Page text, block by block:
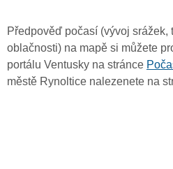
Předpověď počasí (vývoj srážek,
oblačnosti) na mapě si můžete
portálu Ventusky na stránce
městě Rynoltice nalezenete na